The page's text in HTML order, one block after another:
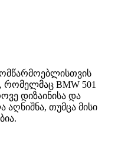
BMW 501
დიზაინისა და
თუმცა მისი